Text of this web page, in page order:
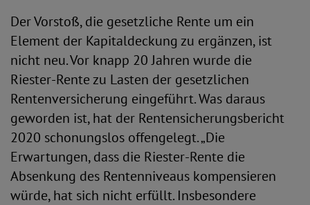
Der Vorstoß, die gesetzliche Rente um ein
Element der Kapitaldeckung zu ergänzen, ist
nicht neu. Vor knapp 20 Jahren wurde die
Riester-Rente zu Lasten der gesetzlichen
Rentenversicherung eingeführt. Was daraus
geworden ist, hat der Rentensicherungsbericht
2020 schonungslos offengelegt. „Die
Erwartungen, dass die Riester-Rente die
Absenkung des Rentenniveaus kompensieren
würde, hat sich nicht erfüllt. Insbesondere